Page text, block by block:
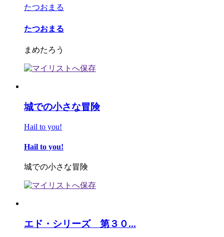
たつおまる
たつおまる
まめたろう
城での小さな冒険
Hail to you!
Hail to you!
城での小さな冒険
エド・シリーズ 第３０...